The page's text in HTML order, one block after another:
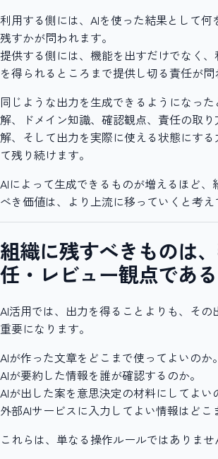
利用する側には、AIを使った結果として何
残すかが問われます。
提供する側には、機能を出すだけでなく
を得られるところまで提供し切る責任が問
同じような出力を生成できるようになっ
解、ドメイン知識、確認観点、責任の取
解、そして出力を実際に使える状態にす
て残り続けます。
AIによって生成できるものが増えるほど、
べき価値は、より上流に移っていくと考え
組織に残すべきものは
任・レビュー観点である
AI活用では、出力を得ることよりも、そ
重要になります。
AIが作った文章をどこまで使ってよいのか。
AIが要約した情報を誰が確認するのか。
AIが出した案を意思決定の材料にしてよい
外部AIサービスに入力してよい情報はどこ
これらは、単なる操作ルールではありませ